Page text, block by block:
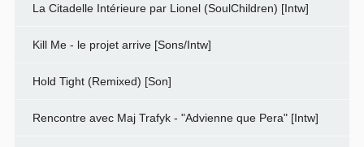
La Citadelle Intérieure par Lionel (SoulChildren) [Intw]
Kill Me - le projet arrive [Sons/Intw]
Hold Tight (Remixed) [Son]
Rencontre avec Maj Trafyk - "Advienne que Pera" [Intw]